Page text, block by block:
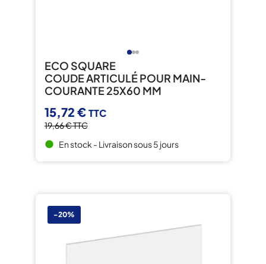
ECO SQUARE
COUDE ARTICULÉ POUR MAIN-
COURANTE 25X60 MM
15,72 €TTC
19,66 €TTC
brightness_1 En stock - Livraison sous 5 jours
-20%